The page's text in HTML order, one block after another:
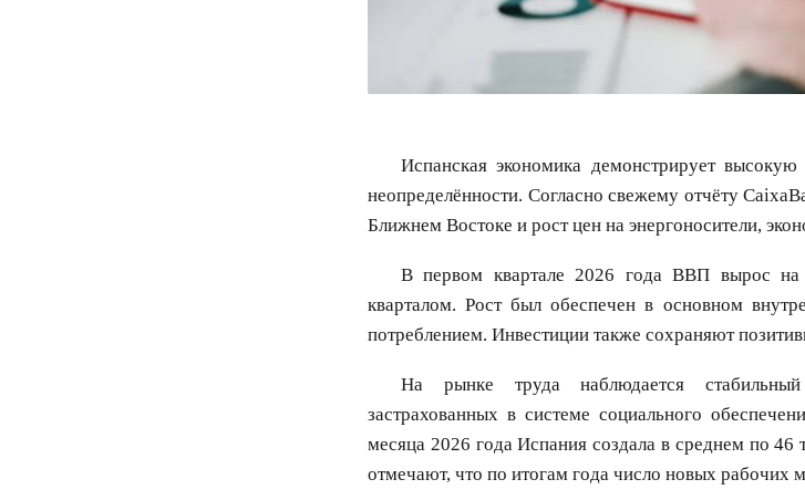
Испанская экономика демонстрирует высокую
неопределённости. Согласно свежему отчёту
Ближнем Востоке и рост цен на энергоносители,
В первом квартале 2026 года ВВП вырос
кварталом. Рост был обеспечен в основном
потреблением. Инвестиции также сохраняют
На рынке труда наблюдается
застрахованных в системе социального
месяца 2026 года Испания создала в среднем по
отмечают, что по итогам года число новых рабочих